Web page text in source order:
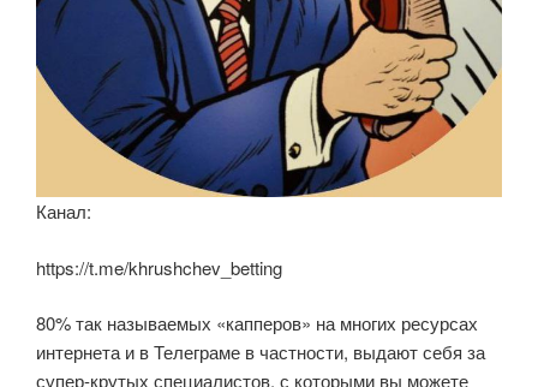
Канал:
https://t.me/khrushchev_betting
80% так называемых «капперов» на многих ресурсах
интернета и в Телеграме в частности, выдают себя за
супер-крутых специалистов, с которыми вы можете